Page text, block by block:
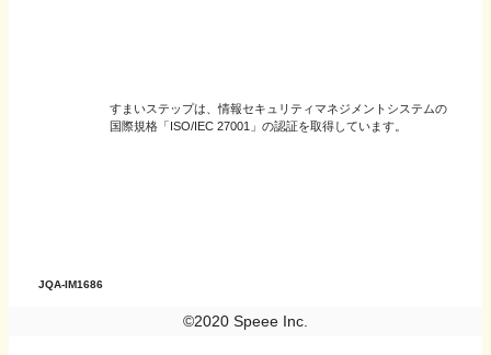
JQA-IM1686
すまいステップは、情報セキュリティマネジメントシステムの
国際規格「ISO/IEC 27001」の認証を取得しています。
©2020 Speee Inc.